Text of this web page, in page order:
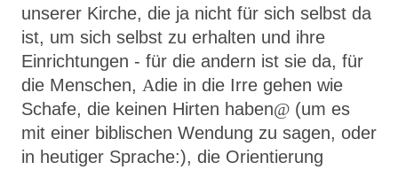
unserer Kirche, die ja nicht für sich selbst da
ist, um sich selbst zu erhalten und ihre
Einrichtungen - für die andern ist sie da, für
die Menschen, Adie in die Irre gehen wie
Schafe, die keinen Hirten haben@ (um es
mit einer biblischen Wendung zu sagen, oder
in heutiger Spra­che:), die Orientierung